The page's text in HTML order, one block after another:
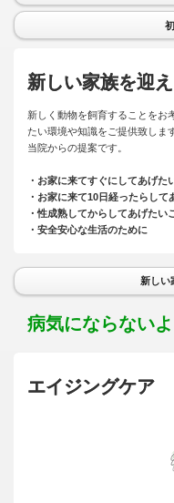
新しい家族を迎
新しく動物を飼育することをお
たい環境や知識をご提供致しま
当院からの提案です。
・お家に来てすぐにしてあげた
・お家に来て10日経ったらして
・性成熟してからしてあげたい
・安全安心な生活のために
新しい
病気にならない
エイジングケア